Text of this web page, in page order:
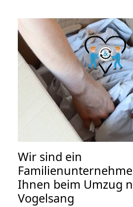
Wir sind ein
Ihnen beim Umzug
Vogelsang